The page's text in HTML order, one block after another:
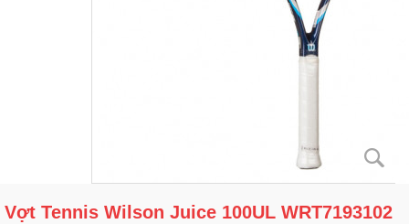
Vợt Tennis Wilson Juice 100UL WRT7193102